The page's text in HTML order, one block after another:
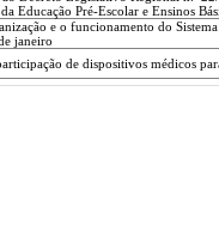
Educação Pré-Escolar e Ensinos
e o funcionamento do
janeiro
de dispositivos médicos